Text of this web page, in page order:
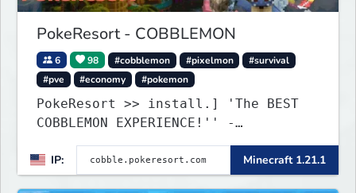
PokeResort - COBBLEMON
6 98 #cobblemon #pixelmon
#survival
#pve
#economy #pokemon
PokeResort >> install.] 'The BEST
COBBLEMON EXPERIENCE!'' -
TripAdvisor[❤
IP:
Minecraft 1.21.1